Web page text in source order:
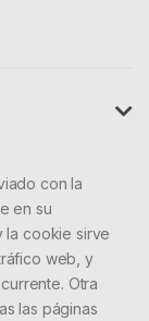
con la
en su
la cookie sirve
web, y
Otra
las páginas